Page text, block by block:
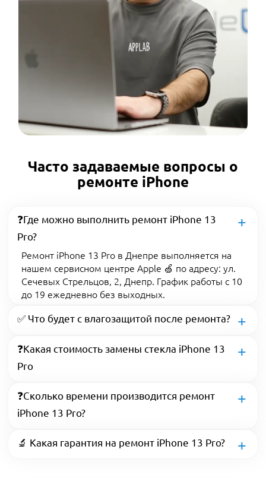
Часто задаваемые вопросы о
ремонте iPhone
❓Где можно выполнить ремонт iPhone 13
Pro?
Ремонт iPhone 13 Pro в Днепре выполняется на
нашем сервисном центре Apple 🍏 по адресу: ул.
Сечевых Стрельцов, 2, Днепр. График работы с 10
до 19 ежедневно без выходных.
✅ Что будет с влагозащитой после ремонта?
❓Какая стоимость замены стекла iPhone 13
Pro
❓Сколько времени производится ремонт
iPhone 13 Pro?
🔬 Какая гарантия на ремонт iPhone 13 Pro?